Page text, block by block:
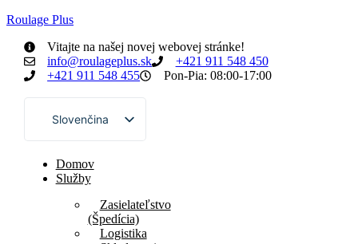
Roulage Plus
Vitajte na našej novej webovej stránke!
info@roulageplus.sk
+421 911 548 450
+421 911 548 455
Pon-Pia: 08:00-17:00
Slovenčina
English
Français
Domov
Služby
Zasielateľstvo
(Špedícia)
Logistika